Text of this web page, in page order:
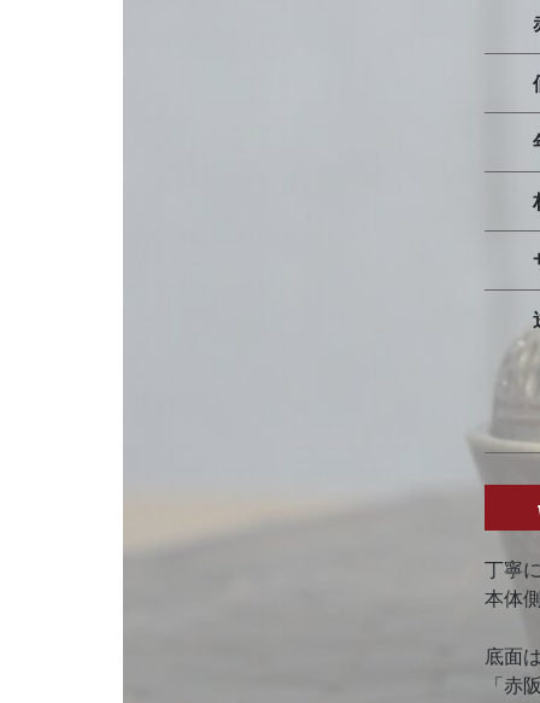
丁寧
本体
底面
「赤